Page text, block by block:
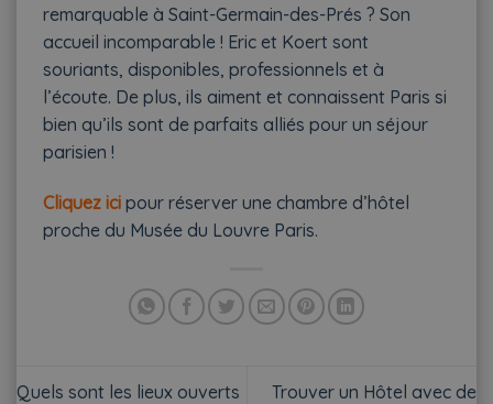
remarquable à Saint-Germain-des-Prés ? Son
accueil incomparable ! Eric et Koert sont
souriants, disponibles, professionnels et à
l’écoute. De plus, ils aiment et connaissent Paris si
bien qu’ils sont de parfaits alliés pour un séjour
parisien !
Cliquez ici pour réserver une chambre d’hôtel
proche du Musée du Louvre Paris.
Quels sont les lieux ouverts
Trouver un Hôtel avec de